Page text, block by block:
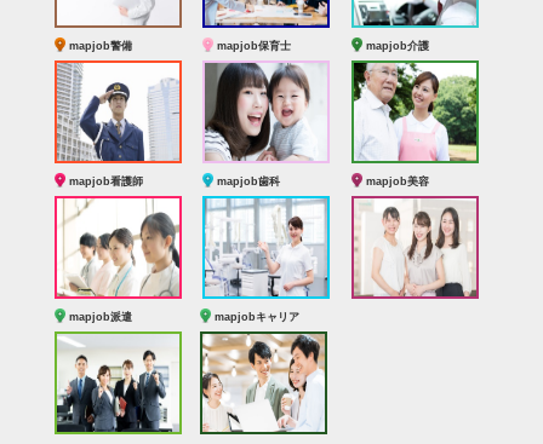
mapjob警備 mapjob保育士 mapjob介護
mapjob看護師 mapjob歯科 mapjob美容
mapjob派遣 mapjobキャリア